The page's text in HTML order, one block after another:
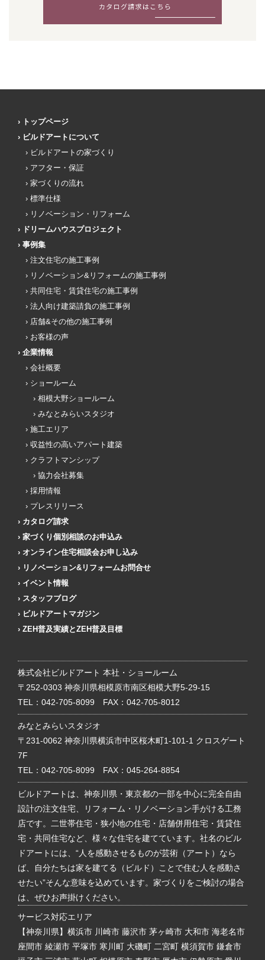
トップページ
ビルドアートについて
ビルドアートの家づくり
アフター・保証
家づくりの流れ
標準仕様
リノベーション・リフォーム
ドリームハウスプロジェクト
事例集
注文住宅の施工事例
リノベーション&リフォームの施工事例
共同住宅・賃貸住宅の施工事例
法人向け建築請負の施工事例
店舗&その他の施工事例
お客様の声
企業情報
会社概要
ショールーム
相模大野ショールーム
みなとみらいスタジオ
施工エリア
収益性の高いアパート建築
クラフトマンシップ
協力会社募集
採用情報
プレスリリース
カタログ請求
家づくり個別相談のお申込み
オンライン住宅相談会お申し込み
リノベーション&リフォームお問合せ
イベント情報
スタッフブログ
ビルドアートマガジン
ZEH普及実績とZEH普及目標
株式会社ビルドアート 本社・ショールーム
〒252-0303 神奈川県相模原市南区相模大野5-29-15
TEL： 042-705-8099 FAX：042-705-8012
みなとみらいスタジオ
〒231-0062 神奈川県横浜市中区桜木町1-101-1 クロスゲート
7F
TEL： 042-705-8099 FAX：045-264-8854
ビルドアートは、神奈川県・東京都の一部を中心に完全自由
設計の注文住宅、リフォーム・リノベーション手がける工務
店です。二世帯住宅・狭小地の住宅・店舗併用住宅・賃貸住
宅・共同住宅など、様々な住宅を建てています。社名のビル
ドアートには、“人を感動させるものが芸術（アート）なら
ば、自分たちは家を建てる（ビルド）ことで住む人を感動さ
せたい”そんな意味を込めています。家づくりをご検討の場合
は、ぜひお声掛けください。
サービス対応エリア
【神奈川県】横浜市 川崎市 藤沢市 茅ヶ崎市 大和市 海老名市
座間市 綾瀬市 平塚市 寒川町 大磯町 二宮町 横須賀市 鎌倉市